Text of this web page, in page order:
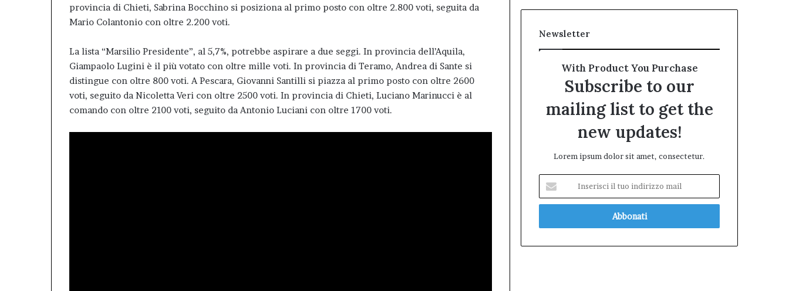
provincia di Chieti, Sabrina Bocchino si posiziona al primo posto con oltre 2.800 voti, seguita da
Mario Colantonio con oltre 2.200 voti.
La lista “Marsilio Presidente”, al 5,7%, potrebbe aspirare a due seggi. In provincia dell’Aquila,
Giampaolo Lugini è il più votato con oltre mille voti. In provincia di Teramo, Andrea di Sante si
distingue con oltre 800 voti. A Pescara, Giovanni Santilli si piazza al primo posto con oltre 2600
voti, seguito da Nicoletta Veri con oltre 2500 voti. In provincia di Chieti, Luciano Marinucci è al
comando con oltre 2100 voti, seguito da Antonio Luciani con oltre 1700 voti.
Newsletter
With Product You Purchase
Subscribe to our
mailing list to get the
new updates!
Lorem ipsum dolor sit amet, consectetur.
tuo
mail